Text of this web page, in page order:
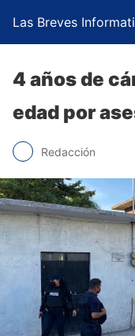
Las Breves
4 años de
edad por
Redacción